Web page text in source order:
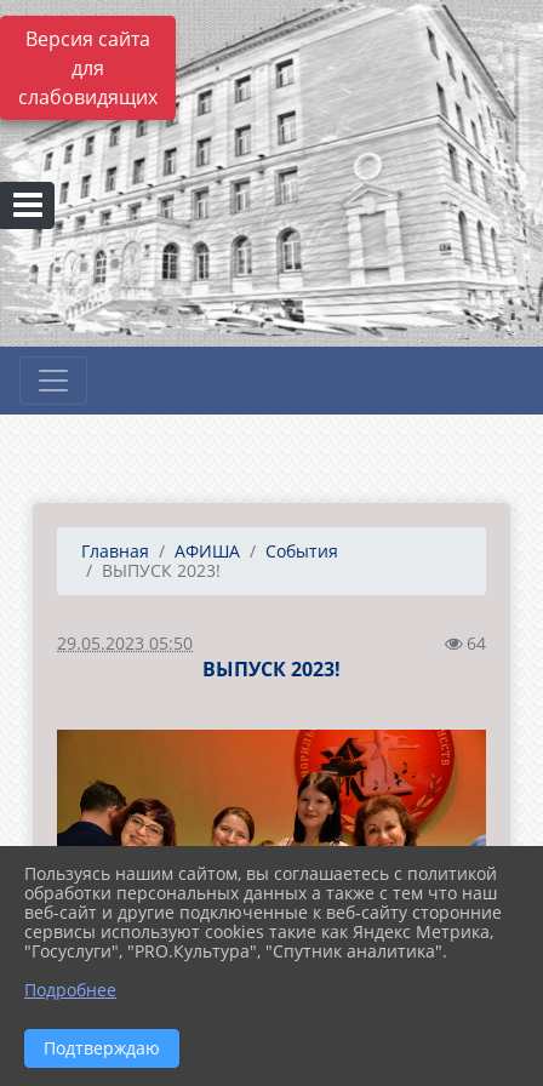
Версия сайта
для
слабовидящих
Главная АФИША
События
ВЫПУСК 2023!
29.05.2023 05:50 64
ВЫПУСК 2023!
Пользуясь нашим сайтом, вы соглашаетесь с политикой
обработки персональных данных а также с тем что наш
веб-сайт и другие подключенные к веб-сайту сторонние
сервисы используют cookies такие как Яндекс Метрика,
"Госуслуги", "PRO.Культура", "Спутник аналитика".
Подробнее
Подтверждаю